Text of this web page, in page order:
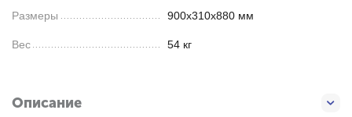
Размеры 900х310х880 мм
Вес 54 кг
Описание